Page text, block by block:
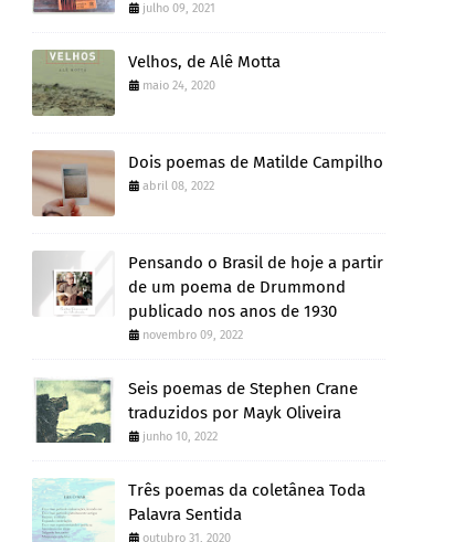
julho 09, 2021
Velhos, de Alê Motta
maio 24, 2020
Dois poemas de Matilde Campilho
abril 08, 2022
Pensando o Brasil de hoje a partir
de um poema de Drummond
publicado nos anos de 1930
novembro 09, 2022
Seis poemas de Stephen Crane
traduzidos por Mayk Oliveira
junho 10, 2022
Três poemas da coletânea Toda
Palavra Sentida
outubro 31, 2020